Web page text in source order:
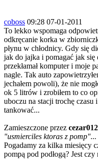
coboss 09:28 07-01-2011
To lekko wspomaga
odkręcanie korka w
płynu w chłodnicy. Gdy się
jak do jajka i pomagać jak
przekłamał komputer i moje
nagle. Tak auto
jechałem powoli), że nie
ok 5 litrów i zrobiłem to co
uboczu na stacji trochę czasu
tankować...
Zamieszczone przez cezar012
"usmierciles ktoras z pomp"...
Pogadamy za kilka miesięcy
pompą pod podłogą? Jest